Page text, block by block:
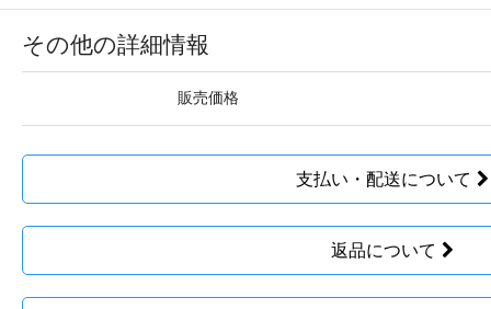
その他の詳細情報
販売価格
支払い・配送について
返品について